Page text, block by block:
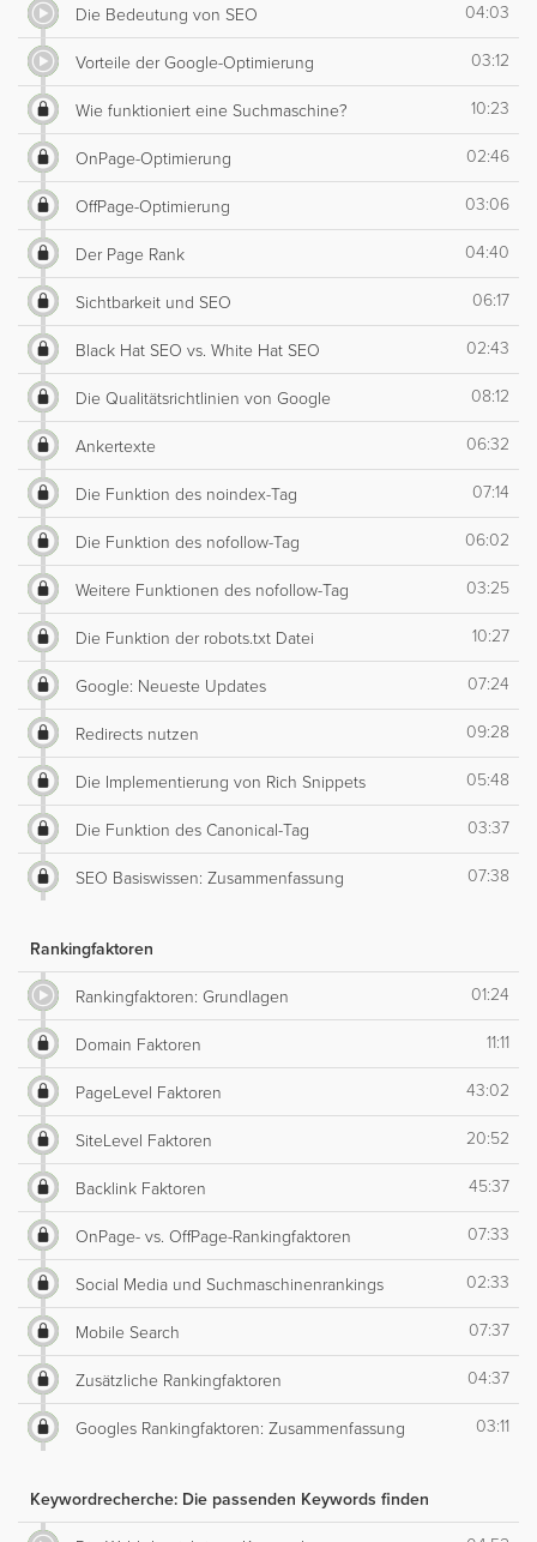
Die Bedeutung von SEO 04:03
Vorteile der Google-Optimierung 03:12
Wie funktioniert eine Suchmaschine? 10:23
OnPage-Optimierung 02:46
OffPage-Optimierung 03:06
Der Page Rank 04:40
Sichtbarkeit und SEO 06:17
Black Hat SEO vs. White Hat SEO 02:43
Die Qualitätsrichtlinien von Google 08:12
Ankertexte 06:32
Die Funktion des noindex-Tag 07:14
Die Funktion des nofollow-Tag 06:02
Weitere Funktionen des nofollow-Tag 03:25
Die Funktion der robots.txt Datei 10:27
Google: Neueste Updates 07:24
Redirects nutzen 09:28
Die Implementierung von Rich Snippets 05:48
Die Funktion des Canonical-Tag 03:37
SEO Basiswissen: Zusammenfassung 07:38
Rankingfaktoren
Rankingfaktoren: Grundlagen 01:24
Domain Faktoren 11:11
PageLevel Faktoren 43:02
SiteLevel Faktoren 20:52
Backlink Faktoren 45:37
OnPage- vs. OffPage-Rankingfaktoren 07:33
Social Media und Suchmaschinenrankings 02:33
Mobile Search 07:37
Zusätzliche Rankingfaktoren 04:37
Googles Rankingfaktoren: Zusammenfassung 03:11
Keywordrecherche: Die passenden Keywords finden